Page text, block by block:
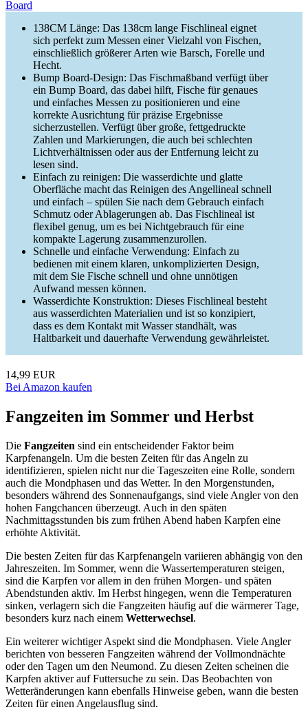
Board
138CM Länge: Das 138cm lange Fischlineal eignet
sich perfekt zum Messen einer Vielzahl von Fischen,
einschließlich größerer Arten wie Barsch, Forelle und
Hecht.
Bump Board-Design: Das Fischmaßband verfügt über
ein Bump Board, das dabei hilft, Fische für genaues
und einfaches Messen zu positionieren und eine
korrekte Ausrichtung für präzise Ergebnisse
sicherzustellen. Verfügt über große, fettgedruckte
Zahlen und Markierungen, die auch bei schlechten
Lichtverhältnissen oder aus der Entfernung leicht zu
lesen sind.
Einfach zu reinigen: Die wasserdichte und glatte
Oberfläche macht das Reinigen des Angellineal schnell
und einfach – spülen Sie nach dem Gebrauch einfach
Schmutz oder Ablagerungen ab. Das Fischlineal ist
flexibel genug, um es bei Nichtgebrauch für eine
kompakte Lagerung zusammenzurollen.
Schnelle und einfache Verwendung: Einfach zu
bedienen mit einem klaren, unkomplizierten Design,
mit dem Sie Fische schnell und ohne unnötigen
Aufwand messen können.
Wasserdichte Konstruktion: Dieses Fischlineal besteht
aus wasserdichten Materialien und ist so konzipiert,
dass es dem Kontakt mit Wasser standhält, was
Haltbarkeit und dauerhafte Verwendung gewährleistet.
14,99 EUR
Bei Amazon kaufen
Fangzeiten im Sommer und Herbst
Die Fangzeiten sind ein entscheidender Faktor beim
Karpfenangeln. Um die besten Zeiten für das Angeln zu
identifizieren, spielen nicht nur die Tageszeiten eine Rolle, sondern
auch die Mondphasen und das Wetter. In den Morgenstunden,
besonders während des Sonnenaufgangs, sind viele Angler von den
hohen Fangchancen überzeugt. Auch in den späten
Nachmittagsstunden bis zum frühen Abend haben Karpfen eine
erhöhte Aktivität.
Die besten Zeiten für das Karpfenangeln variieren abhängig von den
Jahreszeiten. Im Sommer, wenn die Wassertemperaturen steigen,
sind die Karpfen vor allem in den frühen Morgen- und späten
Abendstunden aktiv. Im Herbst hingegen, wenn die Temperaturen
sinken, verlagern sich die Fangzeiten häufig auf die wärmerer Tage,
besonders kurz nach einem Wetterwechsel.
Ein weiterer wichtiger Aspekt sind die Mondphasen. Viele Angler
berichten von besseren Fangzeiten während der Vollmondnächte
oder den Tagen um den Neumond. Zu diesen Zeiten scheinen die
Karpfen aktiver auf Futtersuche zu sein. Das Beobachten von
Wetteränderungen kann ebenfalls Hinweise geben, wann die besten
Zeiten für einen Angelausflug sind.